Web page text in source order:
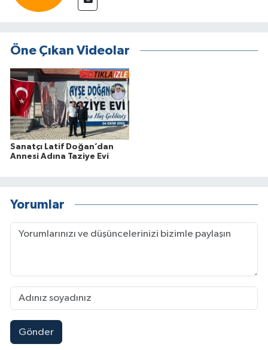
Öne Çıkan Videolar
Sanatçı Latif Doğan’dan
Annesi Adına Taziye Evi
Yorumlar
Gönder